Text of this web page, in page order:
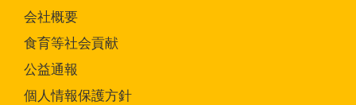
会社概要
食育等社会貢献
公益通報
個人情報保護方針